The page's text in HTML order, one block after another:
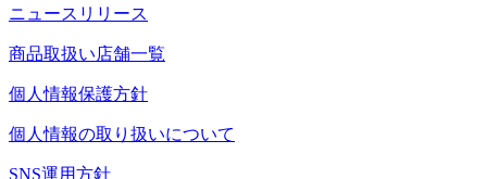
ニュースリリース
商品取扱い店舗一覧
個人情報保護方針
個人情報の取り扱いについて
SNS運用方針